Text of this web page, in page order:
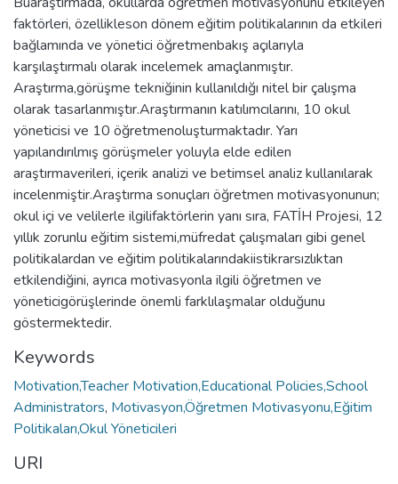
faktörleri, özellikleson dönem eğitim politikalarının da etkileri
bağlamında ve yönetici öğretmenbakış açılarıyla
karşılaştırmalı olarak incelemek amaçlanmıştır.
Araştırma,görüşme tekniğinin kullanıldığı nitel bir çalışma
olarak tasarlanmıştır.Araştırmanın katılımcılarını, 10 okul
yöneticisi ve 10 öğretmenoluşturmaktadır. Yarı
yapılandırılmış görüşmeler yoluyla elde edilen
araştırmaverileri, içerik analizi ve betimsel analiz kullanılarak
incelenmiştir.Araştırma sonuçları öğretmen motivasyonunun;
okul içi ve velilerle ilgilifaktörlerin yanı sıra, FATİH Projesi, 12
yıllık zorunlu eğitim sistemi,müfredat çalışmaları gibi genel
politikalardan ve eğitim politikalarındakiistikrarsızlıktan
etkilendiğini, ayrıca motivasyonla ilgili öğretmen ve
yöneticigörüşlerinde önemli farklılaşmalar olduğunu
göstermektedir.
Keywords
Motivation,Teacher Motivation,Educational Policies,School
Administrators, Motivasyon,Öğretmen Motivasyonu,Eğitim
Politikaları,Okul Yöneticileri
URI